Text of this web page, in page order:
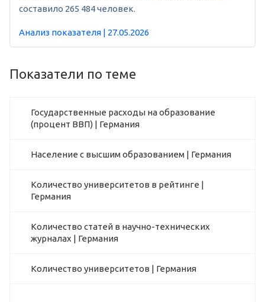
составило 265 484 человек.
Анализ показателя | 27.05.2026
Показатели по теме
Государственные расходы на образование
(процент ВВП) | Германия
Население с высшим образованием | Германия
Количество университетов в рейтинге |
Германия
Количество статей в научно-технических
журналах | Германия
Количество университетов | Германия